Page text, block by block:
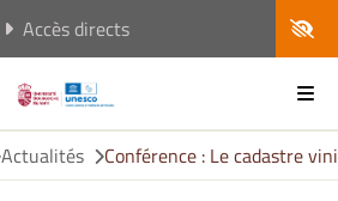
Accès directs
Actualités Conférence : Le cadastre